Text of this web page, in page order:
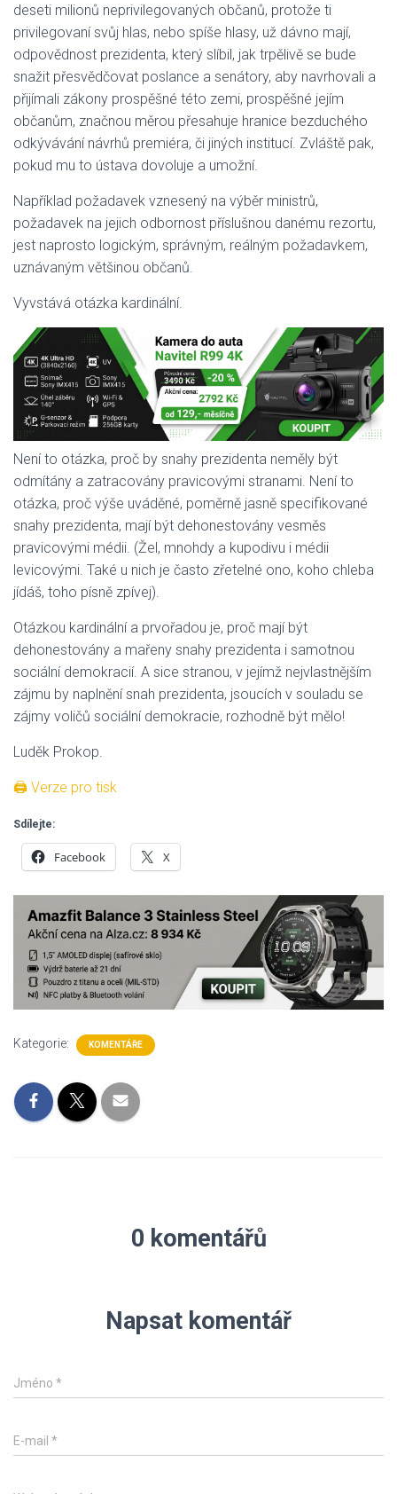
deseti milionů neprivilegovaných občanů, protože ti
privilegovaní svůj hlas, nebo spíše hlasy, už dávno mají,
odpovědnost prezidenta, který slíbil, jak trpělivě se bude
snažit přesvědčovat poslance a senátory, aby navrhovali a
přijímali zákony prospěšné této zemi, prospěšné jejím
občanům, značnou měrou přesahuje hranice bezduchého
odkývávání návrhů premiéra, či jiných institucí. Zvláště pak,
pokud mu to ústava dovoluje a umožní.
Například požadavek vznesený na výběr ministrů,
požadavek na jejich odbornost příslušnou danému rezortu,
jest naprosto logickým, správným, reálným požadavkem,
uznávaným většinou občanů.
Vyvstává otázka kardinální.
Není to otázka, proč by snahy prezidenta neměly být
odmítány a zatracovány pravicovými stranami. Není to
otázka, proč výše uváděné, poměrně jasně specifikované
snahy prezidenta, mají být dehonestovány vesměs
pravicovými médii. (Žel, mnohdy a kupodivu i médii
levicovými. Také u nich je často zřetelné ono, koho chleba
jídáš, toho písně zpívej).
Otázkou kardinální a prvořadou je, proč mají být
dehonestovány a mařeny snahy prezidenta i samotnou
sociální demokracií. A sice stranou, v jejímž nejvlastnějším
zájmu by naplnění snah prezidenta, jsoucích v souladu se
zájmy voličů sociální demokracie, rozhodně být mělo!
Luděk Prokop.
🖨 Verze pro tisk
Sdílejte:
Facebook X
Kategorie: KOMENTÁŘE
0 komentářů
Napsat komentář
Jméno *
E-mail *